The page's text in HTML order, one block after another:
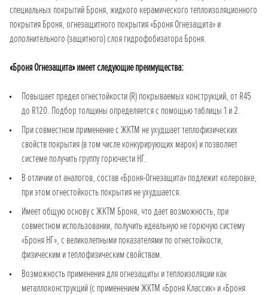
специальных покрытий Броня, жидкого керамического теплоизоляционного
покрытия Броня, огнезащитного покрытия «Броня Огнезащита» и
дополнительного (защитного) слоя гидрофобизатора Броня.
«Броня Огнезащита» имеет следующие преимущества:
Повышает предел огнестойкости (R) покрываемых конструкций, от R45
до R120. Подбор толщины определяется с помощью таблицы 1 и 2.
При совместном применение с ЖКТМ не ухудшает теплофизических
свойств покрытия (в том числе конкурирующих марок) и позволяет
системе получить группу горючести НГ.
В отличии от аналогов, состав «Броня-Огнезащита» подлежит колеровке,
при этом огнестойкость покрытия не ухудшается.
Имеет общую основу с ЖКТМ Броня, что дает возможность, при
совместном использовании, получить идеальную не горючую систему
«Броня НГ», с великолепными показателями по огнестойкости,
физическим и теплофизическим свойствам.
Возможность применения для огнезащиты и теплоизоляции как
металлоконструкций (с применением ЖКТМ «Броня Классик» и «Броня